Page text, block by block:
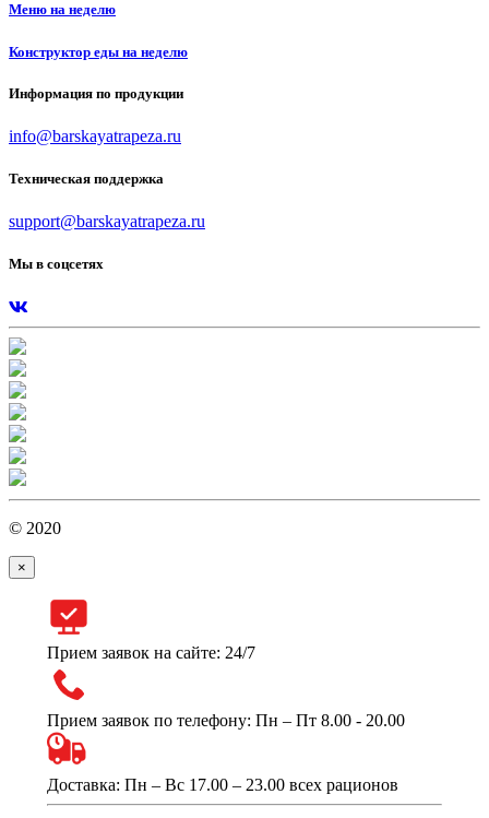
Меню на неделю
Конструктор еды на неделю
Информация по продукции
info@barskayatrapeza.ru
Техническая поддержка
support@barskayatrapeza.ru
Мы в соцсетях
© 2020
×
Прием заявок на сайте: 24/7
Прием заявок по телефону: Пн – Пт 8.00 - 20.00
Доставка: Пн – Вс 17.00 – 23.00 всех рационов